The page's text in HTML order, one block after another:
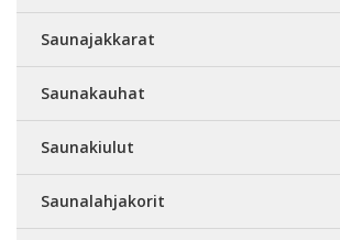
Saunajakkarat
Saunakauhat
Saunakiulut
Saunalahjakorit